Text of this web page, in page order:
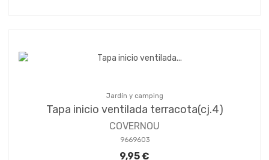
Jardín y camping
Tapa inicio ventilada terracota(cj.4)
COVERNOU
9669603
9,95 €